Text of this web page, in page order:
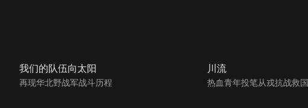
我们的队伍向太阳
再现华北野战军战斗历程
川流
热血青年投笔从戎抗战救国